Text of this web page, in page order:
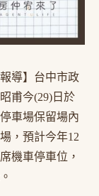
導】台中市政
甫今(29)日於
車場保留場內
，預計今年12
機車停車位，